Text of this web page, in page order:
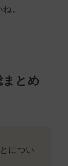
。
まとめ
につい